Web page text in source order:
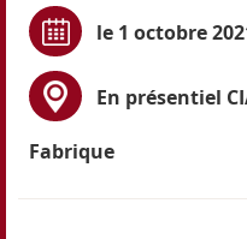
le 1 octobre
En présentiel
Fabrique